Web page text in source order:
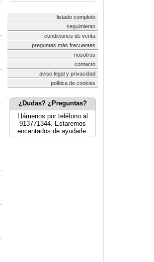
listado completo
seguimiento
condiciones de venta
preguntas más frecuentes
nosotros
contacto
aviso legal y privacidad
política de cookies
¿Dudas? ¿Preguntas?
Llámenos por teléfono al
913771344. Estaremos
encantados de ayudarle.